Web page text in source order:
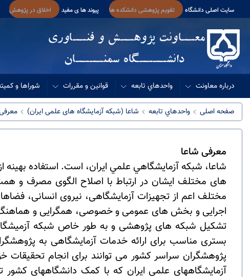
سایت اصلی دانشگاه تقویم پژوهشی دانشکده ها پیوند ها ی مفید اخلاق در پژوهش
درباره معاونت واحدهاي تابعه قوانین و مقررات شوراها و
صفحه اصلی واحدهاي تابعه شاعا (شبکه آزمایشگاه های علمی ایران)
معرفی شاعا
شاعا، شبكه آزمايشگاهي علمي ايران، است. استفاده
های مختلف ایشان در ارتباط با اصلاح الگوی مصرف و
مختلف اعم از تجهیزات آزمایشگاهی، نیروی انسانی،
اجرایی و بخش های عمومی و خصوصی، همگرایی و
تشکیل شبکه های پژوهشی و به طور خاص شبکه
بستری مناسب برای ارائه خدمات آزمایشگاهی به
پژوهشگران سراسر کشور می توانند برای انجام تحقیقات
آزمایشگاههای علمی ایران که با کمک دانشگاههای